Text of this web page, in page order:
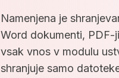
Namenjena je
Word dokumenti, PDF-
vsak vnos v modulu
shranjuje samo